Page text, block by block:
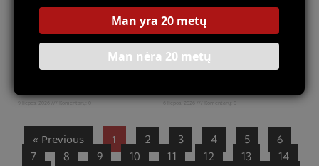
Natūralaus vyno rekordiškai
9 liepos, 2026 Komentarų: 0
Ispanų vyndarių „draugystės
6 liepos, 2026 Komentarų: 0
« Previous 1 2 3 4 5
6
7
8 9 10 11 12 13
14
Man yra 20 metų
Man nėra 20 metų